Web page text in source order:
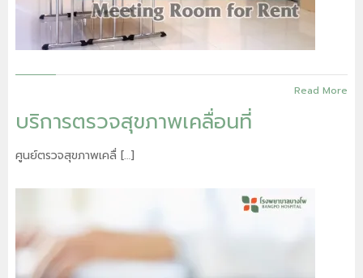
Read More
บริการตรวจสุขภาพเคลื่อนที่
ศูนย์ตรวจสุขภาพเคลื่ […]